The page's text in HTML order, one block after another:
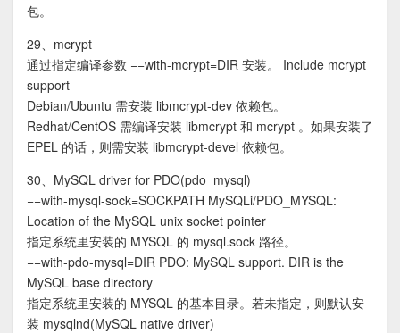
包。
29、mcrypt
通过指定编译参数 −−with-mcrypt=DIR 安装。 Include mcrypt
support
Debian/Ubuntu 需安装 libmcrypt-dev 依赖包。
Redhat/CentOS 需编译安装 libmcrypt 和 mcrypt 。如果安装了
EPEL 的话，则需安装 libmcrypt-devel 依赖包。
30、MySQL driver for PDO(pdo_mysql)
−−with-mysql-sock=SOCKPATH MySQLi/PDO_MYSQL:
Location of the MySQL unix socket pointer
指定系统里安装的 MYSQL 的 mysql.sock 路径。
−−with-pdo-mysql=DIR PDO: MySQL support. DIR is the
MySQL base directory
指定系统里安装的 MYSQL 的基本目录。若未指定，则默认安
装 mysqlnd(MySQL native driver)